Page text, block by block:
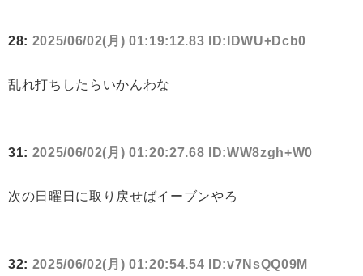
28: 2025/06/02(月) 01:19:12.83 ID:IDWU+Dcb0
乱れ打ちしたらいかんわな
31: 2025/06/02(月) 01:20:27.68 ID:WW8zgh+W0
次の日曜日に取り戻せばイーブンやろ
32: 2025/06/02(月) 01:20:54.54 ID:v7NsQQ09M